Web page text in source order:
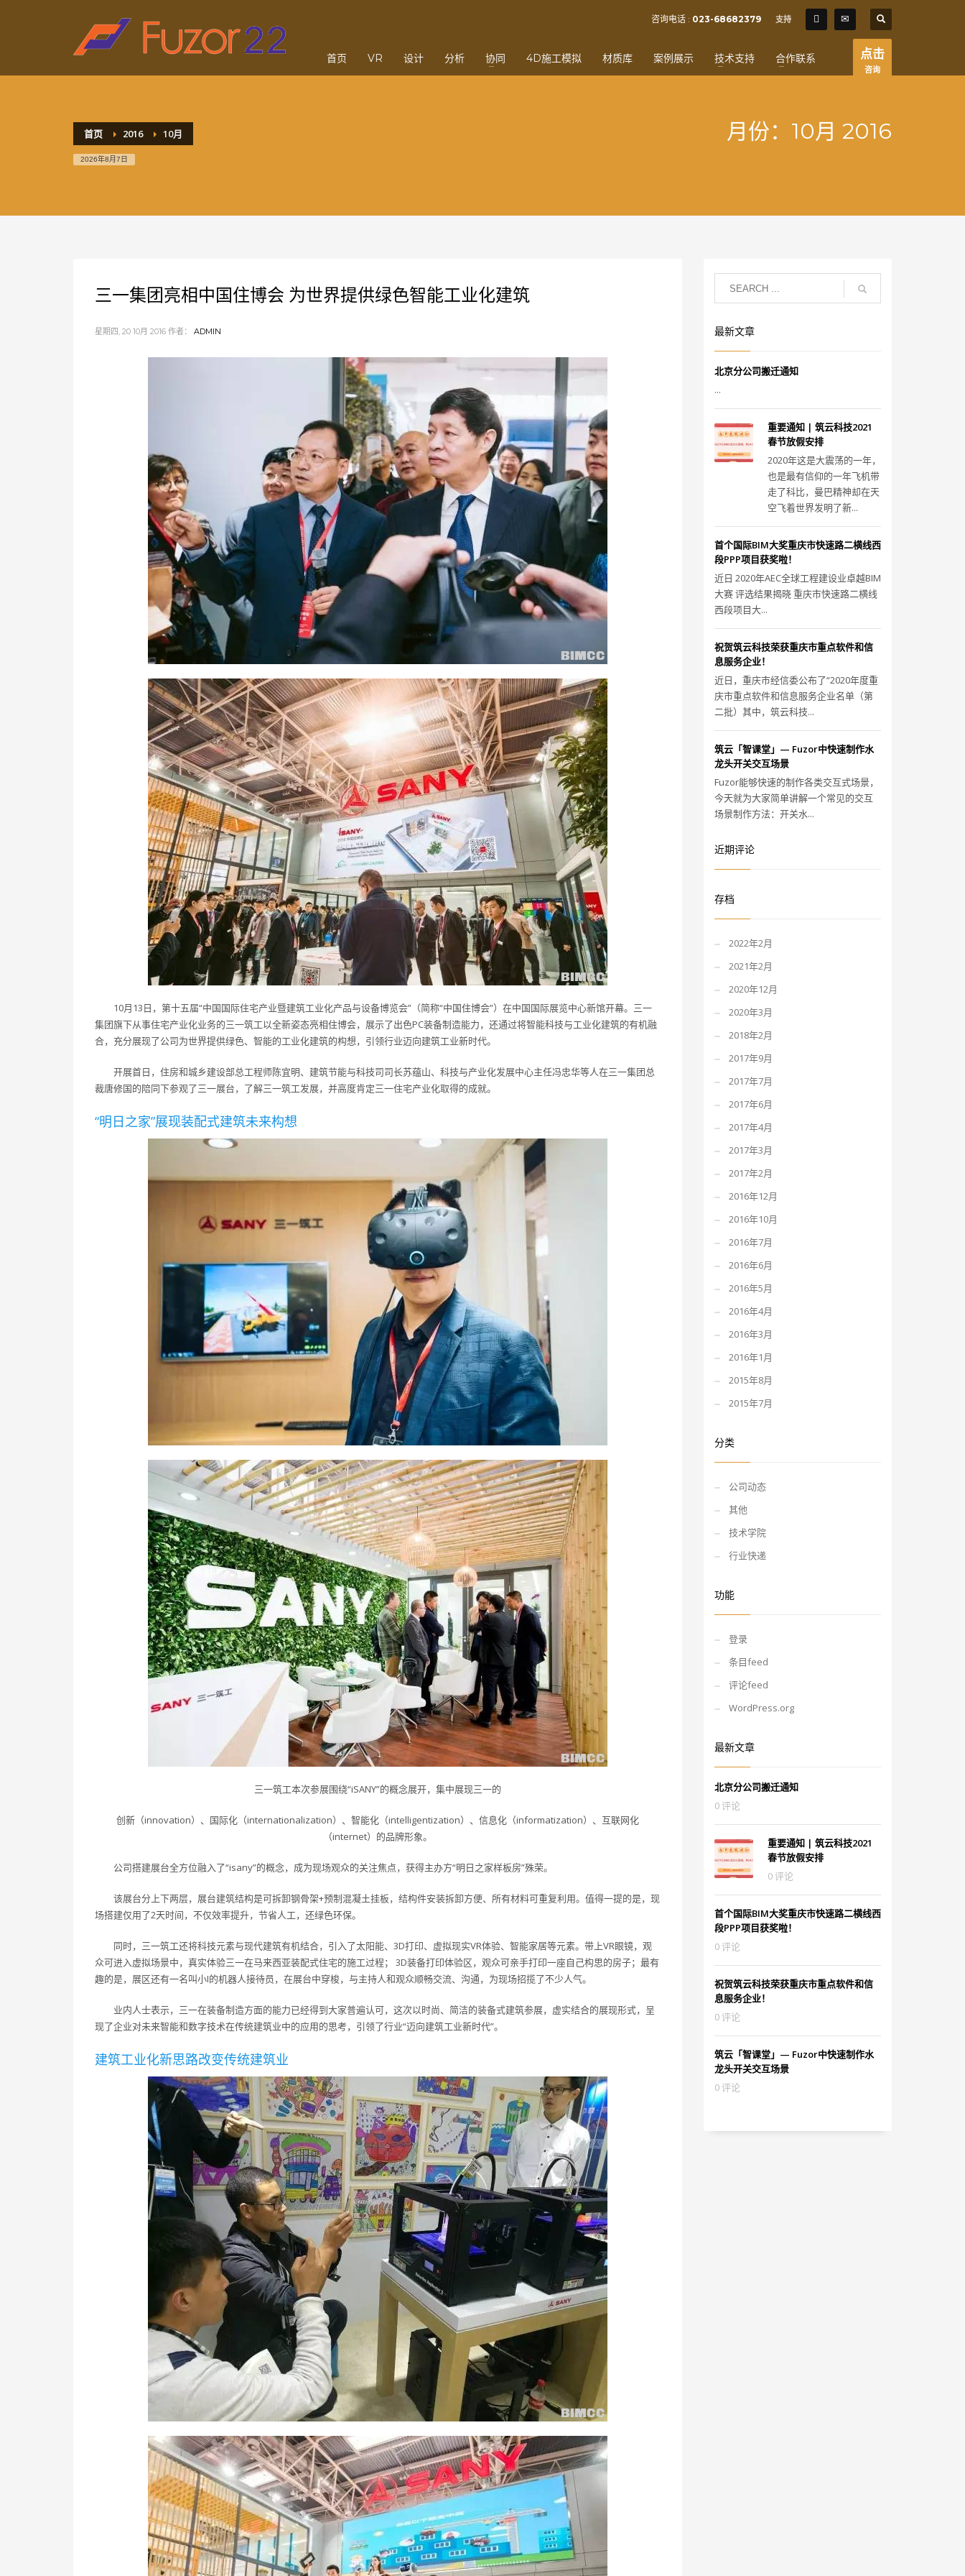
HOW TO SHOP
1 Login or create new account.
SHOWROOM HOURS
Sat - 9:00AM-5:00PM
Sundays by appointment only!
咨询电话 : 023-68682379 支持
首页 VR 设计 分析 协同 4D施工模拟 材质库 案例展示 技术支持 合作联系 点击
咨询
首页 2016 10月
2026年8月7日
月份：10月 2016
三一集团亮相中国住博会 为世界提供绿色智能工业化建筑
星期四, 20 10月 2016 作者： ADMIN
10月13日，第十五届“中国国际住宅产业暨建筑工业化产品与设备博览会”（简称“中国住博会”）在中国国际展览中心新馆开幕。三一
集团旗下从事住宅产业化业务的三一筑工以全新姿态亮相住博会，展示了出色PC装备制造能力，还通过将智能科技与工业化建筑的有机融
合，充分展现了公司为世界提供绿色、智能的工业化建筑的构想，引领行业迈向建筑工业新时代。
开展首日，住房和城乡建设部总工程师陈宜明、建筑节能与科技司司长苏蕴山、科技与产业化发展中心主任冯忠华等人在三一集团总
裁唐修国的陪同下参观了三一展台，了解三一筑工发展，并高度肯定三一住宅产业化取得的成就。
“明日之家”展现装配式建筑未来构想
三一筑工本次参展围绕“iSANY”的概念展开，集中展现三一的
创新（innovation）、国际化（internationalization）、智能化（intelligentization）、信息化（informatization）、互联网化
（internet）的品牌形象。
公司搭建展台全方位融入了“isany”的概念，成为现场观众的关注焦点，获得主办方“明日之家样板房”殊荣。
该展台分上下两层，展台建筑结构是可拆卸钢骨架+预制混凝土挂板，结构件安装拆卸方便、所有材料可重复利用。值得一提的是，现
场搭建仅用了2天时间，不仅效率提升，节省人工，还绿色环保。
同时，三一筑工还将科技元素与现代建筑有机结合，引入了太阳能、3D打印、虚拟现实VR体验、智能家居等元素。带上VR眼镜，观
众可进入虚拟场景中，真实体验三一在马来西亚装配式住宅的施工过程； 3D装备打印体验区，观众可亲手打印一座自己构思的房子；最有
趣的是，展区还有一名叫小I的机器人接待员，在展台中穿梭，与主持人和观众顺畅交流、沟通，为现场招揽了不少人气。
业内人士表示，三一在装备制造方面的能力已经得到大家普遍认可，这次以时尚、简洁的装备式建筑参展，虚实结合的展现形式，呈
现了企业对未来智能和数字技术在传统建筑业中的应用的思考，引领了行业“迈向建筑工业新时代”。
建筑工业化新思路改变传统建筑业
最新文章
北京分公司搬迁通知
...
重要通知 | 筑云科技2021
春节放假安排
2020年这是大震荡的一年，
也是最有信仰的一年飞机带
走了科比，曼巴精神却在天
空飞着世界发明了新...
首个国际BIM大奖重庆市快速路二横线西
段PPP项目获奖啦！
近日 2020年AEC全球工程建设业卓越BIM
大赛 评选结果揭晓 重庆市快速路二横线
西段项目大...
祝贺筑云科技荣获重庆市重点软件和信
息服务企业！
近日，重庆市经信委公布了“2020年度重
庆市重点软件和信息服务企业名单（第
二批）其中，筑云科技...
筑云「智课堂」— Fuzor中快速制作水
龙头开关交互场景
Fuzor能够快速的制作各类交互式场景，
今天就为大家简单讲解一个常见的交互
场景制作方法：开关水...
近期评论
存档
2022年2月
2021年2月
2020年12月
2020年3月
2018年2月
2017年9月
2017年7月
2017年6月
2017年4月
2017年3月
2017年2月
2016年12月
2016年10月
2016年7月
2016年6月
2016年5月
2016年4月
2016年3月
2016年1月
2015年8月
2015年7月
分类
公司动态
其他
技术学院
行业快递
功能
登录
条目feed
评论feed
WordPress.org
最新文章
北京分公司搬迁通知
0 评论
重要通知 | 筑云科技2021
春节放假安排
0 评论
首个国际BIM大奖重庆市快速路二横线西
段PPP项目获奖啦！
0 评论
祝贺筑云科技荣获重庆市重点软件和信
息服务企业！
0 评论
筑云「智课堂」— Fuzor中快速制作水
龙头开关交互场景
0 评论